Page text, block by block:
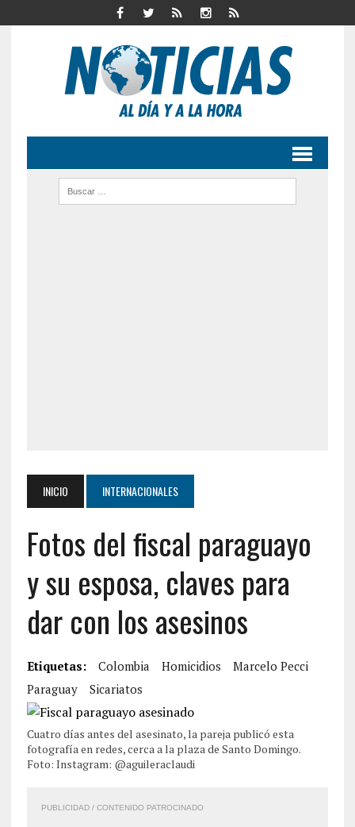
INICIO INTERNACIONALES
Fotos del fiscal paraguayo
y su esposa, claves para
dar con los asesinos
Etiquetas: Colombia Homicidios
Marcelo Pecci
Paraguay
Sicariatos
Cuatro días antes del asesinato, la pareja publicó esta
fotografía en redes, cerca a la plaza de Santo Domingo.
Foto: Instagram: @aguileraclaudi
PUBLICIDAD / CONTENIDO PATROCINADO